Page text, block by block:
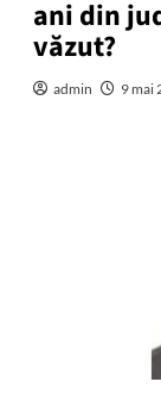
ani din
văzut?
admin 9 mai